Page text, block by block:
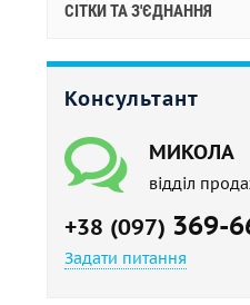
СІТКИ ТА З'ЄДНАННЯ
Консультант
МИКОЛА
відділ
+38 (097) 369-
Задати питання